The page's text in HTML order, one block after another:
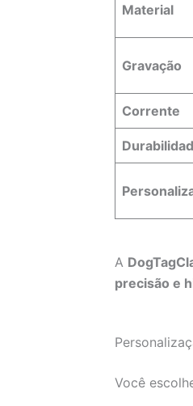
Material
Gravação
Corrente
A
precisão e
Você